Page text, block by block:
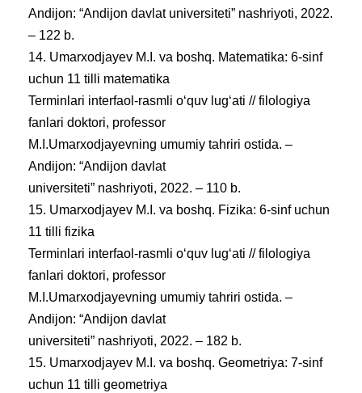
Andijon: “Andijon davlat universiteti” nashriyoti, 2022.
– 122 b.
14. Umarxodjayev M.I. va boshq. Matematika: 6-sinf
uchun 11 tilli matematika
Terminlari interfaol-rasmli oʻquv lugʻati // filologiya
fanlari doktori, professor
M.I.Umarxodjayevning umumiy tahriri ostida. –
Andijon: “Andijon davlat
universiteti” nashriyoti, 2022. – 110 b.
15. Umarxodjayev M.I. va boshq. Fizika: 6-sinf uchun
11 tilli fizika
Terminlari interfaol-rasmli oʻquv lugʻati // filologiya
fanlari doktori, professor
M.I.Umarxodjayevning umumiy tahriri ostida. –
Andijon: “Andijon davlat
universiteti” nashriyoti, 2022. – 182 b.
15. Umarxodjayev M.I. va boshq. Geometriya: 7-sinf
uchun 11 tilli geometriya